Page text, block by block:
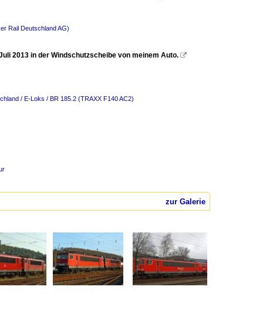
Rail Deutschland AG)
2013 in der Windschutzscheibe von meinem Auto. 
/ E-Loks / BR 185.2 (TRAXX F140 AC2)
zur Galerie